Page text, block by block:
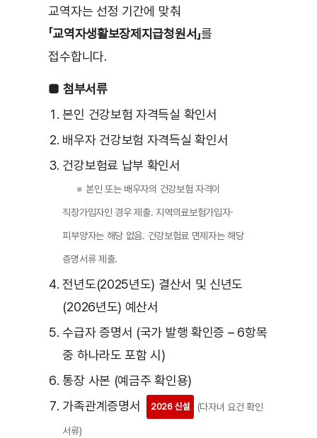
교역자는 선정 기간에 맞춰
「교역자생활보장제지급청원서」를
접수합니다.
■ 첨부서류
본인 건강보험 자격득실 확인서
배우자 건강보험 자격득실 확인서
건강보험료 납부 확인서
※ 본인 또는 배우자의 건강보험 자격이
직장가입자인 경우 제출. 지역의료보험가입자·
피부양자는 해당 없음. 건강보험료 면제자는 해당
증명서류 제출.
전년도(2025년도) 결산서 및 신년도
(2026년도) 예산서
수급자 증명서 (국가 발행 확인증 – 6항목
중 하나라도 포함 시)
통장 사본 (예금주 확인용)
가족관계증명서
2026 신설 (다자녀 요건 확인
서류)